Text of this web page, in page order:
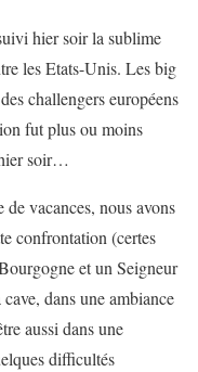
hier soir la sublime
les Etats-Unis. Les big
challengers européens
fut plus ou moins
soir…
vacances, nous avons
confrontation (certes
et un Seigneur
dans une ambiance
aussi dans une
difficultés